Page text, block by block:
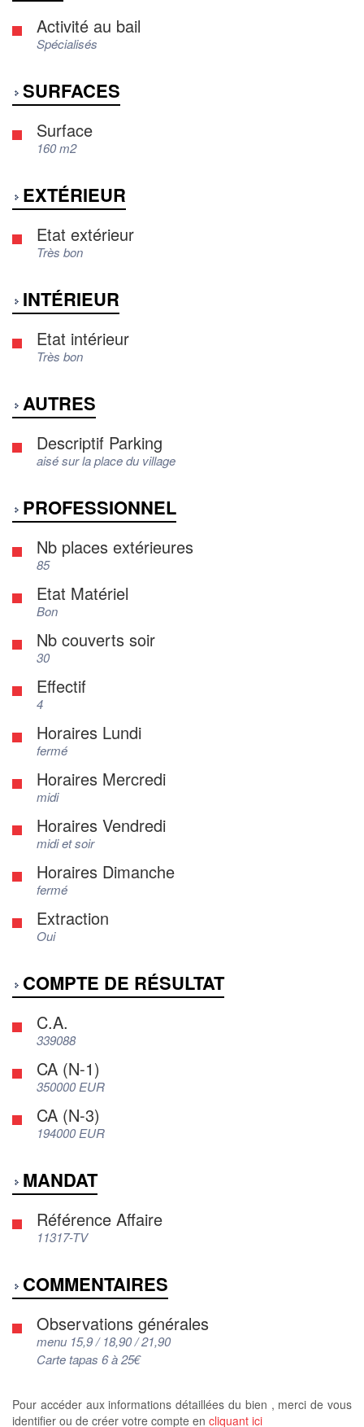
Activité au bail
Spécialisés
SURFACES
Surface
160 m2
EXTÉRIEUR
Etat extérieur
Très bon
INTÉRIEUR
Etat intérieur
Très bon
AUTRES
Descriptif Parking
aisé sur la place du village
PROFESSIONNEL
Nb places extérieures
85
Etat Matériel
Bon
Nb couverts soir
30
Effectif
4
Horaires Lundi
fermé
Horaires Mercredi
midi
Horaires Vendredi
midi et soir
Horaires Dimanche
fermé
Extraction
Oui
COMPTE DE RÉSULTAT
C.A.
339088
CA (N-1)
350000 EUR
CA (N-3)
194000 EUR
MANDAT
Référence Affaire
11317-TV
COMMENTAIRES
Observations générales
menu 15,9 / 18,90 / 21,90
Carte tapas 6 à 25€
Pour accéder aux informations détaillées du bien , merci de vous
identifier ou de créer votre compte en cliquant ici